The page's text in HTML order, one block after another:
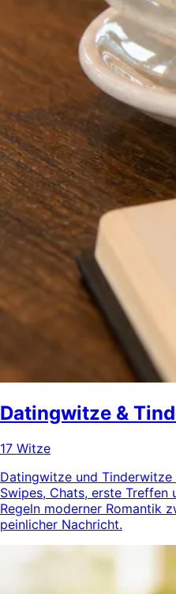
Datingwitze &
17 Witze
Datingwitze und Tinderwitze
Swipes, Chats, erste Treffen
Regeln moderner Romantik
peinlicher Nachricht.